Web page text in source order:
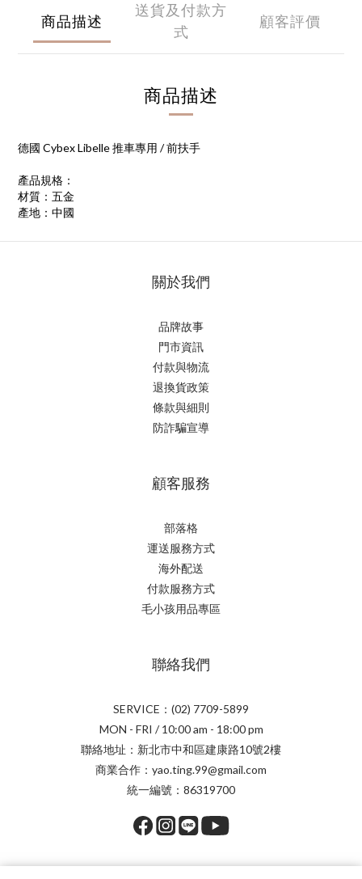
商品描述
送貨及付款方
式
顧客評價
商品描述
德國 Cybex Libelle 推車專用 / 前扶手
產品規格：
材質：五金
產地：中國
關於我們
品牌故事
門市資訊
付款與物流
退換貨政策
條款與細則
防詐騙宣導
顧客服務
部落格
運送服務方式
海外配送
付款服務方式
毛小孩用品專區
聯絡我們
SERVICE：(02) 7709-5899
MON - FRI / 10:00 am - 18:00 pm
聯絡地址：新北市中和區建康路10號2樓
商業合作：yao.ting.99@gmail.com
統一編號：86319700